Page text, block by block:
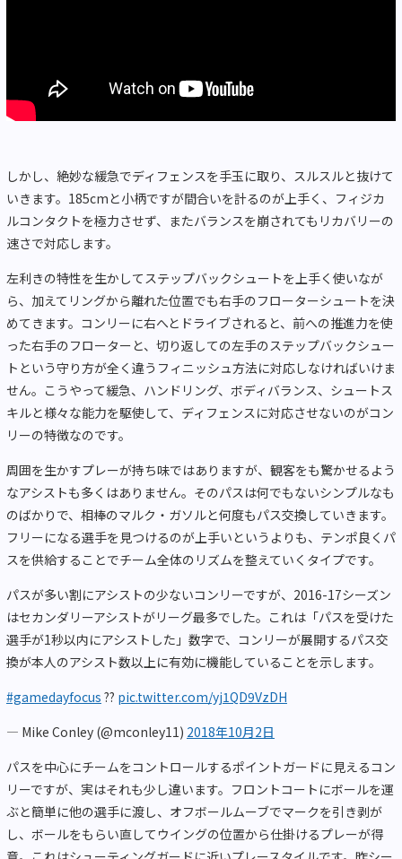
しかし、絶妙な緩急でディフェンスを手玉に取り、スルスルと抜けて
いきます。185cmと小柄ですが間合いを計るのが上手く、フィジカ
ルコンタクトを極力させず、またバランスを崩されてもリカバリーの
速さで対応します。
左利きの特性を生かしてステップバックシュートを上手く使いなが
ら、加えてリングから離れた位置でも右手のフローターシュートを決
めてきます。コンリーに右へとドライブされると、前への推進力を使
った右手のフローターと、切り返しての左手のステップバックシュー
トという守り方が全く違うフィニッシュ方法に対応しなければいけま
せん。こうやって緩急、ハンドリング、ボディバランス、シュートス
キルと様々な能力を駆使して、ディフェンスに対応させないのがコン
リーの特徴なのです。
周囲を生かすプレーが持ち味ではありますが、観客をも驚かせるよう
なアシストも多くはありません。そのパスは何でもないシンプルなも
のばかりで、相棒のマルク・ガソルと何度もパス交換していきます。
フリーになる選手を見つけるのが上手いというよりも、テンポ良くパ
スを供給することでチーム全体のリズムを整えていくタイプです。
パスが多い割にアシストの少ないコンリーですが、2016-17シーズン
はセカンダリーアシストがリーグ最多でした。これは「パスを受けた
選手が1秒以内にアシストした」数字で、コンリーが展開するパス交
換が本人のアシスト数以上に有効に機能していることを示します。
#gamedayfocus ?? pic.twitter.com/yj1QD9VzDH
— Mike Conley (@mconley11) 2018年10月2日
パスを中心にチームをコントロールするポイントガードに見えるコン
リーですが、実はそれも少し違います。フロントコートにボールを運
ぶと簡単に他の選手に渡し、オフボールムーブでマークを引き剥が
し、ボールをもらい直してウイングの位置から仕掛けるプレーが得